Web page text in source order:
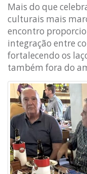
Mais do que
culturais mais
encontro
integração entre
fortalecendo os
também fora do